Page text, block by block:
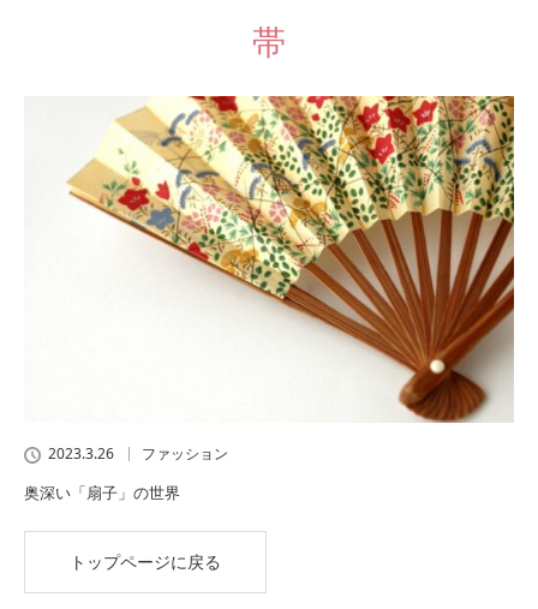
帯
2023.3.26 ファッション
奥深い「扇子」の世界
トップページに戻る